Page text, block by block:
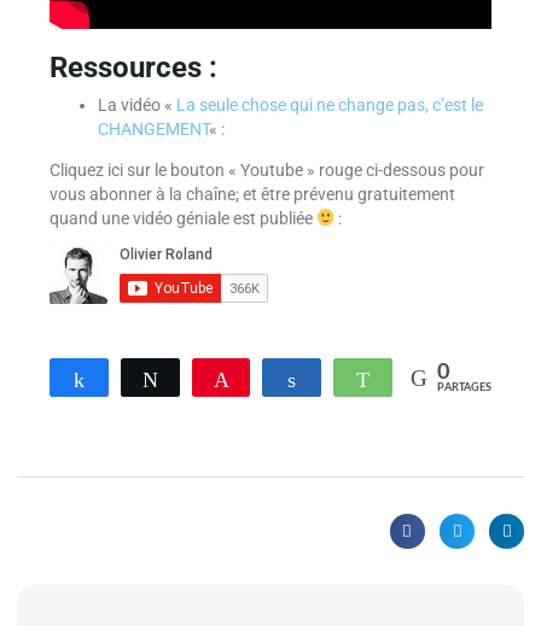
Ressources :
La vidéo « La seule chose qui ne change pas, c’est le
CHANGEMENT« :
Cliquez ici sur le bouton « Youtube » rouge ci-dessous pour
vous abonner à la chaîne; et être prévenu gratuitement
quand une vidéo géniale est publiée
:
Partagez Tweetez Enregistrer Partagez WhatsApp
0
PARTAGES